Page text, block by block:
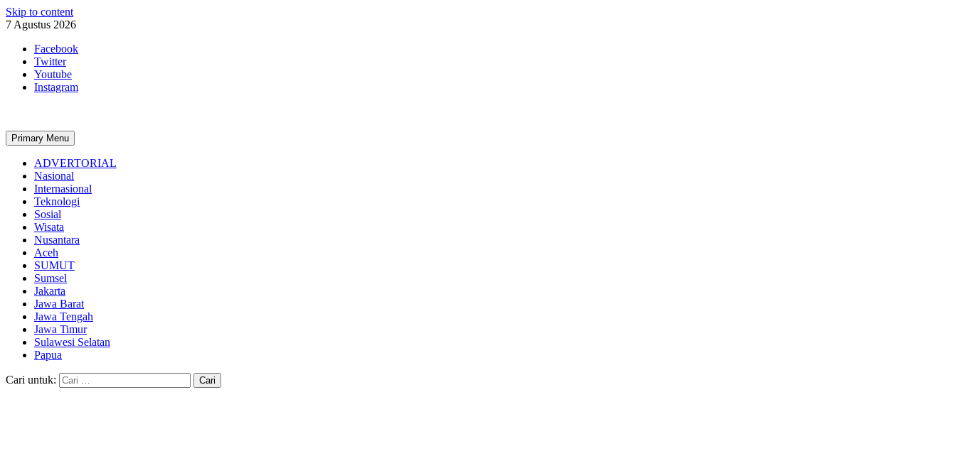
Skip to content
7 Agustus 2026
Facebook
Twitter
Youtube
Instagram
Primary Menu
ADVERTORIAL
Nasional
Internasional
Teknologi
Sosial
Wisata
Nusantara
Aceh
SUMUT
Sumsel
Jakarta
Jawa Barat
Jawa Tengah
Jawa Timur
Sulawesi Selatan
Papua
Cari untuk: